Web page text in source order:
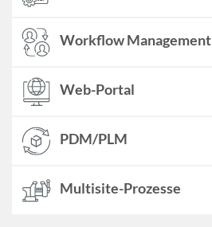
Workflow Management
Web-Portal
PDM/PLM
Multisite-Prozesse